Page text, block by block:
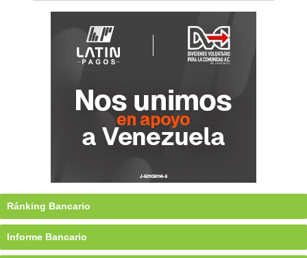
Ránking Bancario
Informe Bancario